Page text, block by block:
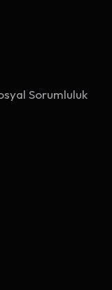
Sorumluluk